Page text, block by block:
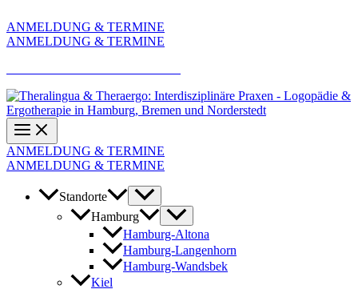
ANMELDUNG & TERMINE
ANMELDUNG & TERMINE
ANMELDUNG & TERMINE
ANMELDUNG & TERMINE
Standorte
Hamburg
Hamburg-Altona
Hamburg-Langenhorn
Hamburg-Wandsbek
Kiel